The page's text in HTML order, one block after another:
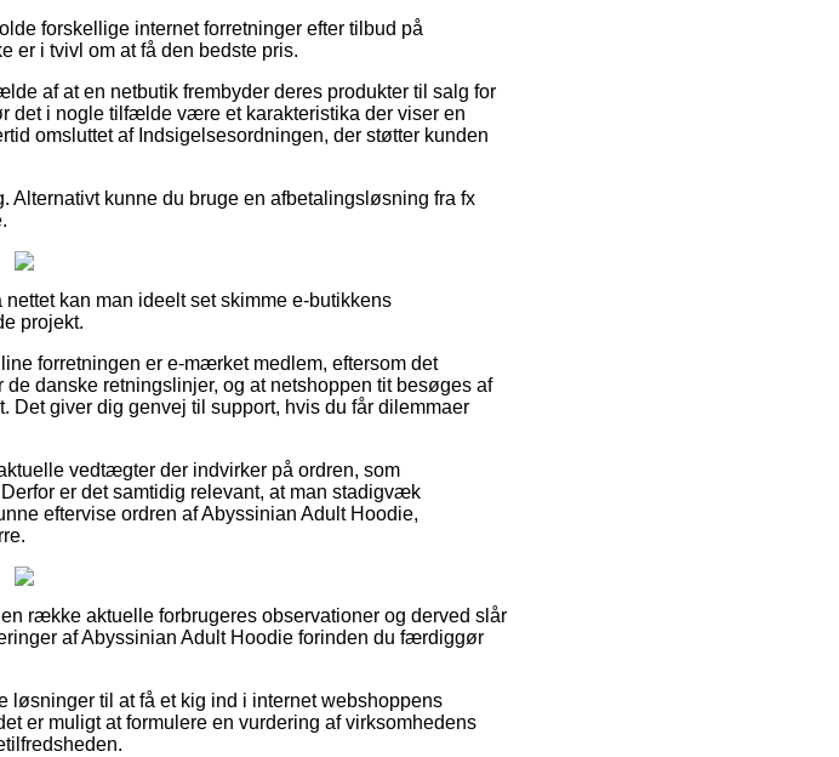
forskellige internet forretninger efter tilbud på
er i tvivl om at få den bedste pris.
af at en netbutik frembyder deres produkter til salg for
det i nogle tilfælde være et karakteristika der viser en
omsluttet af Indsigelsesordningen, der støtter kunden
kunne du bruge en afbetalingsløsning fra fx
kan man ideelt set skimme e-butikkens
projekt.
forretningen er e-mærket medlem, eftersom det
danske retningslinjer, og at netshoppen tit besøges af
Det giver dig genvej til support, hvis du får dilemmaer
vedtægter der indvirker på ordren, som
er det samtidig relevant, at man stadigvæk
eftervise ordren af Abyssinian Adult Hoodie,
række aktuelle forbrugeres observationer og derved slår
af Abyssinian Adult Hoodie forinden du færdiggør
løsninger til at få et kig ind i internet webshoppens
er muligt at formulere en vurdering af virksomhedens